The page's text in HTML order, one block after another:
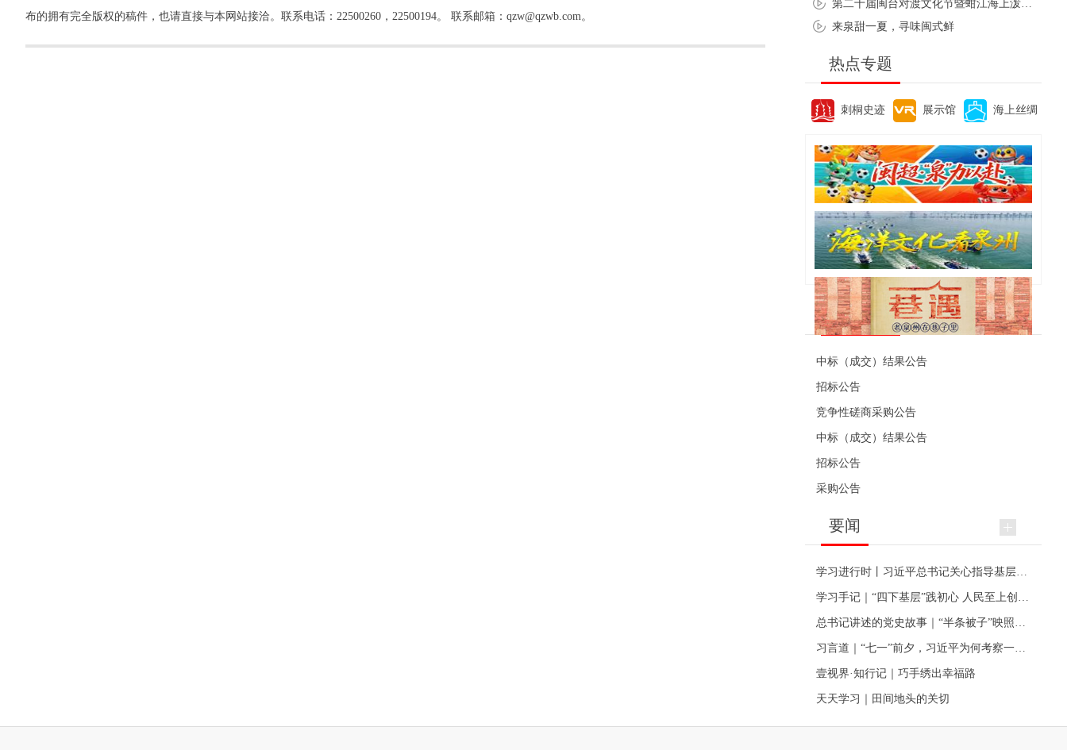
布的拥有完全版权的稿件，也请直接与本网站接洽。联系电话：22500260，22500194。 联系邮箱：qzw@qzwb.com。
来泉甜一夏，寻味闽式鲜
热点专题
刺桐史迹 展示馆 海上丝绸
便民资讯
中标（成交）结果公告
招标公告
竞争性磋商采购公告
中标（成交）结果公告
招标公告
采购公告
要闻
壹视界·知行记｜巧手绣出幸福路
天天学习｜田间地头的关切